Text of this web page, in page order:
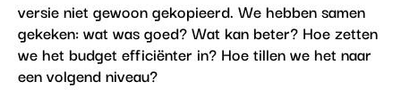
versie niet gewoon gekopieerd. We hebben samen
gekeken: wat was goed? Wat kan beter? Hoe zetten
we het budget efficiënter in? Hoe tillen we het naar
een volgend niveau?